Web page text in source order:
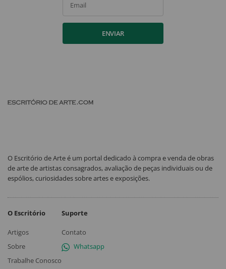
Email
ENVIAR
O Escritório de Arte é um portal dedicado à compra e venda de obras
de arte de artistas consagrados, avaliação de peças individuais ou de
espólios, curiosidades sobre artes e exposições.
O Escritório
Artigos
Sobre
Trabalhe Conosco
Suporte
Contato
Whatsapp